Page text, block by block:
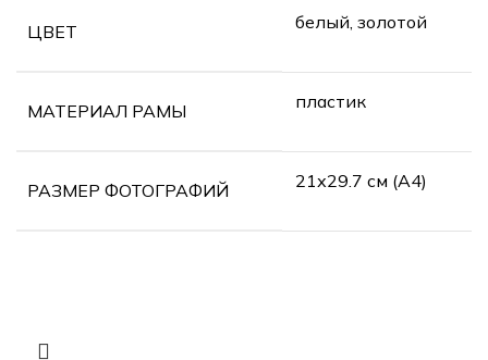
ЦВЕТ белый, золотой
МАТЕРИАЛ РАМЫ пластик
РАЗМЕР ФОТОГРАФИЙ 21х29.7 см (А4)